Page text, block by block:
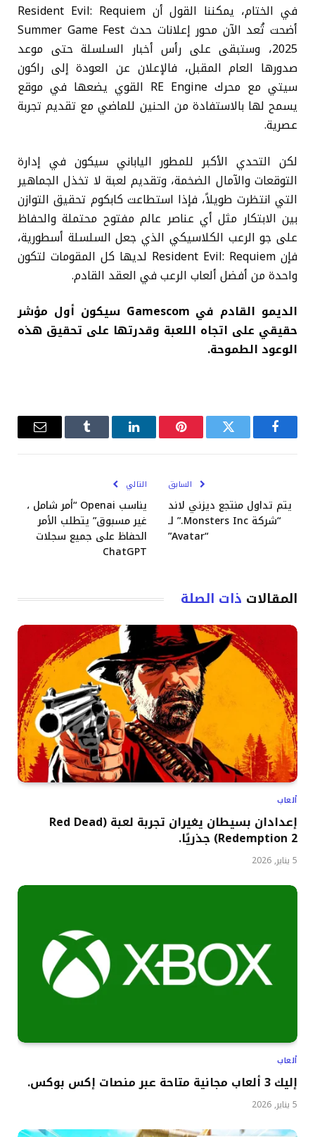
في الختام، يمكننا القول أن Resident Evil: Requiem
أضحت تُعد الآن محور إعلانات حدث Summer Game Fest
2025، وستبقى على رأس أخبار السلسلة حتى موعد
صدورها العام المقبل، فالإعلان عن العودة إلى راكون
سيتي مع محرك RE Engine القوي يضعها في موقع
يسمح لها بالاستفادة من الحنين للماضي مع تقديم تجربة
عصرية.
لكن التحدي الأكبر للمطور الياباني سيكون في إدارة
التوقعات والآمال الضخمة، وتقديم لعبة لا تخذل الجماهير
التي انتظرت طويلاً، فإذا استطاعت كابكوم تحقيق التوازن
بين الابتكار مثل أي عناصر عالم مفتوح محتملة والحفاظ
على جو الرعب الكلاسيكي الذي جعل السلسلة أسطورية،
فإن Resident Evil: Requiem لديها كل المقومات لتكون
واحدة من أفضل ألعاب الرعب في العقد القادم.
الديمو القادم في Gamescom سيكون أول مؤشر
حقيقي على اتجاه اللعبة وقدرتها على تحقيق هذه
الوعود الطموحة.
فيسبوكتويتر بينتيريستلينكدإن Tumblrالبريد
السابق
يتم تداول منتجع ديزني لاند
“شركة Monsters Inc.” لـ
“Avatar”
التالي
يناسب Openai “أمر شامل ،
غير مسبوق” يتطلب الأمر
الحفاظ على جميع سجلات
ChatGPT
المقالات ذات الصلة
ألعاب
إعدادان بسيطان يغيران تجربة لعبة (Red Dead
Redemption 2) جذريًا.
5 يناير, 2026
ألعاب
إليك 3 ألعاب مجانية متاحة عبر منصات إكس بوكس.
5 يناير, 2026